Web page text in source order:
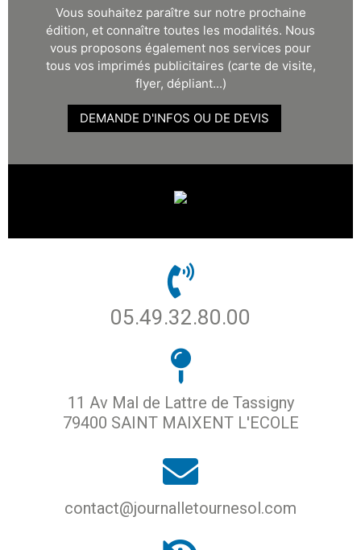
Vous souhaitez paraître sur notre prochaine
édition, et connaître toutes les modalités. Nous
vous proposons également nos services pour
tous vos imprimés publicitaires (carte de visite,
flyer, dépliant...)
DEMANDE D'INFOS OU DE DEVIS
05.49.32.80.00
11 Av Mal de Lattre de Tassigny
79400 SAINT MAIXENT L'ECOLE
contact@journalletournesol.com